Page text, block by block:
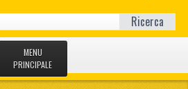
Ricerca
MENU
PRINCIPALE